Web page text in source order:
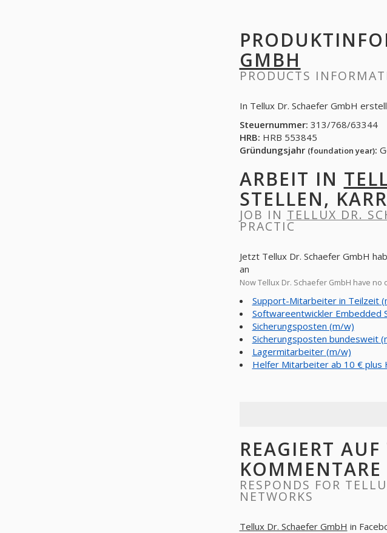
GMBH
PRODUCTS
In Tellux Dr. Schaefer GmbH
Steuernummer: 313/768/63344
HRB: HRB 553845
Gründungsjahr (foundation year):
ARBEIT IN
STELLEN,
JOB IN TELLUX DR.
PRACTIC
Jetzt Tellux Dr. Schaefer GmbH
an
Now Tellux Dr. Schaefer GmbH have
Support-Mitarbeiter in Teilzeit
Softwareentwickler Embedded
Sicherungsposten (m/w)
Sicherungsposten bundesweit
Lagermitarbeiter (m/w)
Helfer Mitarbeiter ab 10 € plus
REAGIERT
RESPONDS FOR
NETWORKS
Tellux Dr. Schaefer GmbH in